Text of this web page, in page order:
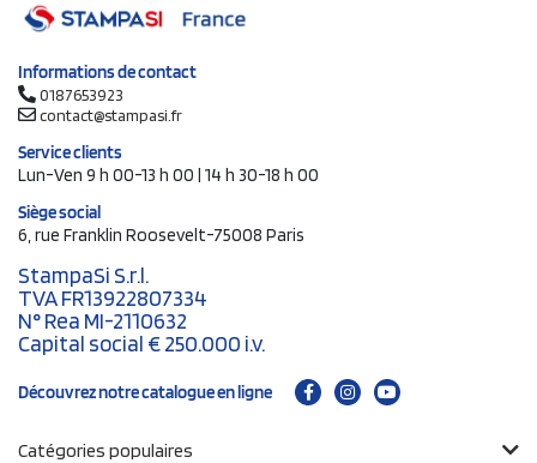
Informations de contact
0187653923
contact@stampasi.fr
Service clients
Lun-Ven 9 h 00-13 h 00 | 14 h 30-18 h 00
Siège social
6, rue Franklin Roosevelt-75008 Paris
StampaSi S.r.l.
TVA FR13922807334
N° Rea MI-2110632
Capital social € 250.000 i.v.
Découvrez notre catalogue en ligne
Catégories populaires